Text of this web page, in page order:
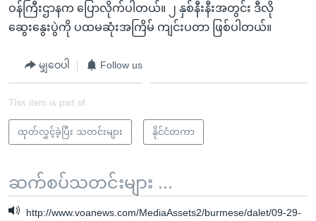
ဝန်ကြီးဌာနက ပြောလိုက်ပါတယ်။ ၂ နှစ်နီးနီးအတွင်း ဒီလို
ဆွေးနွေးပွဲကို ပထမဆုံးအကြိမ် ကျင်းပတာ ဖြစ်ပါတယ်။
မျှဝေပါ Follow us
This item is part of
ထုတ်လွှင့်ခဲ့ပြီး သတင်းများ နိုင်ငံတကာ
ဆက်စပ်သတင်းများ ...
http://www.voanews.com/MediaAssets2/burmese/dalet/09-29-